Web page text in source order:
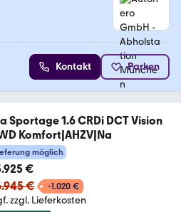
Kontakt Parken
Sportage 1.6 CRDi DCT Vision
Komfort|AHZV|Na
möglich
€
€
-1.020 €
zzgl. Lieferkosten